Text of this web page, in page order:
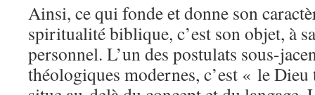
Ainsi, ce qui fonde et donne son
spiritualité biblique, c’est son objet, à
personnel. L’un des postulats sous-
théologiques modernes, c’est « le